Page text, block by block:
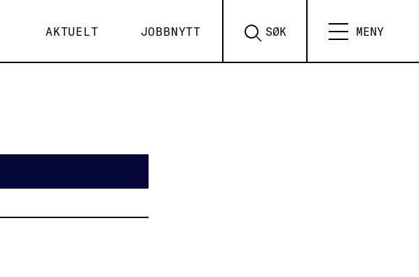
AKTUELT JOBBNYTT SØK MENY